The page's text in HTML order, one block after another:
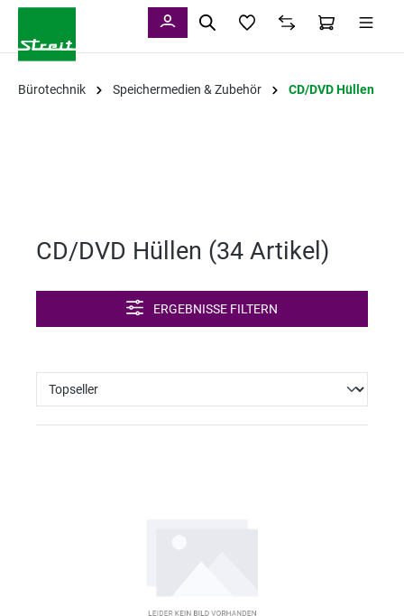
Bürotechnik Speichermedien & Zubehör CD/DVD Hüllen
CD/DVD Hüllen (34 Artikel )
ERGEBNISSE FILTERN